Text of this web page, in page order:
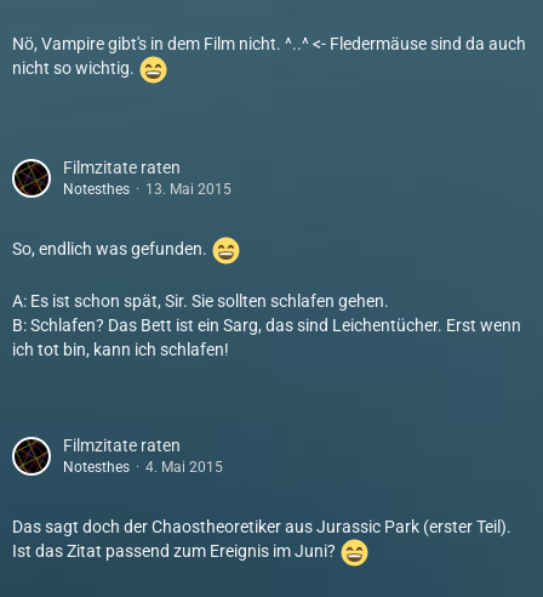
Nö, Vampire gibt's in dem Film nicht. ^..^ <- Fledermäuse sind da auch
nicht so wichtig.
Filmzitate raten
Notesthes 13. Mai 2015
So, endlich was gefunden.
A: Es ist schon spät, Sir. Sie sollten schlafen gehen.
B: Schlafen? Das Bett ist ein Sarg, das sind Leichentücher. Erst wenn
ich tot bin, kann ich schlafen!
Filmzitate raten
Notesthes 4. Mai 2015
Das sagt doch der Chaostheoretiker aus Jurassic Park (erster Teil).
Ist das Zitat passend zum Ereignis im Juni?